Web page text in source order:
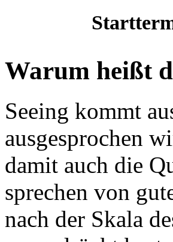
Warum heißt
Seeing kommt
ausgesprochen
damit auch die
sprechen von
nach der Skala